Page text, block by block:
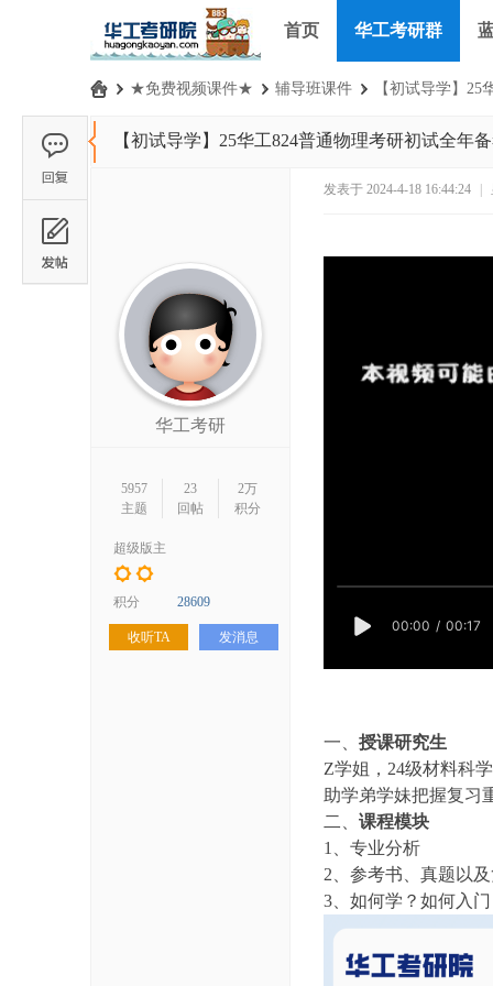
首页 华工考研群
华
› ★免费视频课件★ › 辅导班课件 › 【初试导学】
【初试导学】25华工824普通物理考研初试全年
华工考研
5957
主题
23
回帖
2万
积分
超级版主
积分 28609
收听TA 发消息
发表于 2024-4-18 16:44:24
一、 授课研究生
Z学姐， 24级材料科
助学弟学妹把握复习
二、 课程模块
1
、专业分析
2 、参考书、真题以
3 、如何学？如何入门